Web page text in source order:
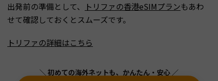
出発前の準備として、
トリファの香港eSIMプランもあわ
せて確認しておくとスムーズです。
トリファの詳細はこちら
＼ 初めての海外ネットも、かんたん・安心 ／